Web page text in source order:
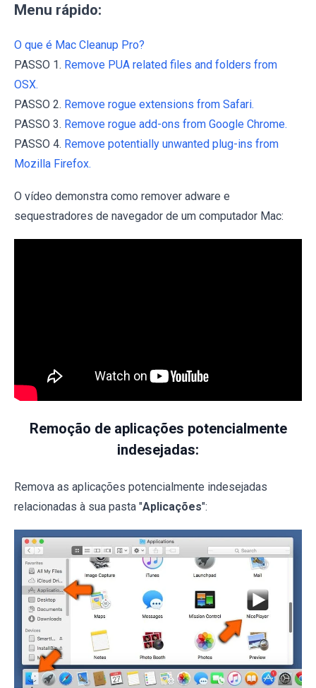
Menu rápido:
O que é Mac Cleanup Pro?
PASSO 1. Remove PUA related files and folders from
OSX.
PASSO 2. Remove rogue extensions from Safari.
PASSO 3. Remove rogue add-ons from Google Chrome.
PASSO 4. Remove potentially unwanted plug-ins from
Mozilla Firefox.
O vídeo demonstra como remover adware e
sequestradores de navegador de um computador Mac:
Remoção de aplicações potencialmente
indesejadas:
Remova as aplicações potencialmente indesejadas
relacionadas à sua pasta "Aplicações":